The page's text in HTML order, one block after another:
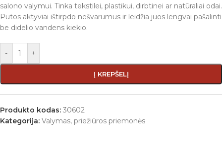
salono valymui. Tinka tekstilei, plastikui, dirbtinei ar natūraliai odai.
Putos aktyviai ištirpdo nešvarumus ir leidžia juos lengvai pašalinti
be didelio vandens kiekio.
- +
Į KREPŠELĮ
Produkto kodas: 30602
Kategorija: Valymas, priežiūros priemonės